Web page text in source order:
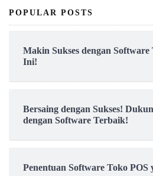
POPULAR POSTS
Makin Sukses dengan
Ini!
Bersaing dengan Sukses!
dengan Software Terbaik!
Penentuan Software Toko POS